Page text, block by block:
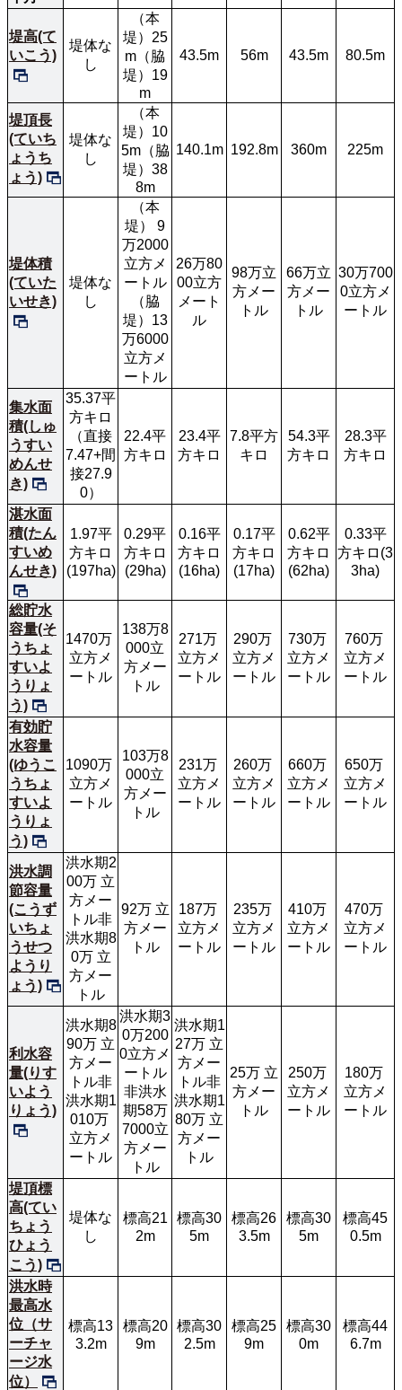
堤高(て
いこう)
堤体な
し
（本
堤）25
m（脇
堤）19
m
43.5m 56m 43.5m 80.5m
堤頂長
(ていち
ょうち
ょう)
堤体な
し
（本
堤）10
5m（脇
堤）38
8m
140.1m 192.8m 360m 225m
堤体積
(ていた
いせき)
堤体な
し
（本
堤） 9
万2000
立方メ
ートル
（脇
堤）13
万6000
立方メ
ートル
26万80
00立方
メート
ル
98万立
方メー
トル
66万立
方メー
トル
30万700
0立方メ
ートル
集水面
積(しゅ
うすい
めんせ
き)
35.37平
方キロ
（直接
7.47+間
接27.9
0）
22.4平
方キロ
23.4平
方キロ
7.8平方
キロ
54.3平
方キロ
28.3平
方キロ
湛水面
積(たん
すいめ
んせき)
1.97平
方キロ
(197ha)
0.29平
方キロ
(29ha)
0.16平
方キロ
(16ha)
0.17平
方キロ
(17ha)
0.62平
方キロ
(62ha)
0.33平
方キロ(3
3ha)
総貯水
容量(そ
うちょ
すいよ
うりょ
う)
1470万
立方メ
ートル
138万8
000立
方メー
トル
271万
立方メ
ートル
290万
立方メ
ートル
730万
立方メ
ートル
760万
立方メ
ートル
有効貯
水容量
(ゆうこ
うちょ
すいよ
うりょ
う)
1090万
立方メ
ートル
103万8
000立
方メー
トル
231万
立方メ
ートル
260万
立方メ
ートル
660万
立方メ
ートル
650万
立方メ
ートル
洪水調
節容量
(こうず
いちょ
うせつ
ようり
ょう)
洪水期2
00万 立
方メー
トル非
洪水期8
0万 立
方メー
トル
92万 立
方メー
トル
187万
立方メ
ートル
235万
立方メ
ートル
410万
立方メ
ートル
470万
立方メ
ートル
利水容
量(りす
いよう
りょう)
洪水期8
90万 立
方メー
トル非
洪水期1
010万
立方メ
ートル
洪水期3
0万200
0立方メ
ートル
非洪水
期58万
7000立
方メー
トル
洪水期1
27万 立
方メー
トル非
洪水期1
80万 立
方メー
トル
25万 立
方メー
トル
250万
立方メ
ートル
180万
立方メ
ートル
堤頂標
高(てい
ちょう
ひょう
こう)
堤体な
し
標高21
2m
標高30
5m
標高26
3.5m
標高30
5m
標高45
0.5m
洪水時
最高水
位（サ
ーチャ
ージ水
位）
標高13
3.2m
標高20
9m
標高30
2.5m
標高25
9m
標高30
0m
標高44
6.7m